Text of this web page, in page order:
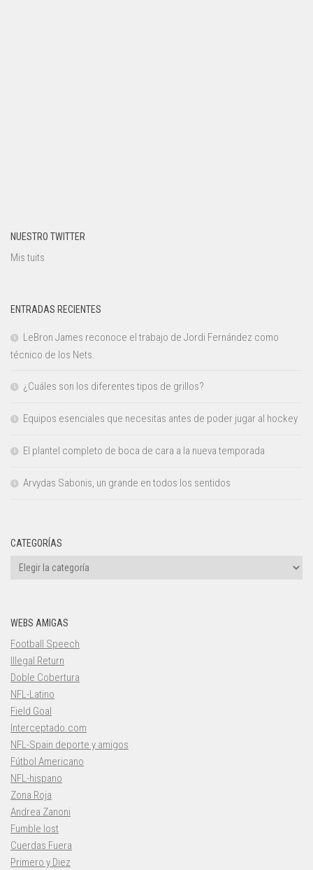
NUESTRO TWITTER
Mis tuits
ENTRADAS RECIENTES
LeBron James reconoce el trabajo de Jordi Fernández como
técnico de los Nets.
¿Cuáles son los diferentes tipos de grillos?
Equipos esenciales que necesitas antes de poder jugar al hockey
El plantel completo de boca de cara a la nueva temporada
Arvydas Sabonis, un grande en todos los sentidos
CATEGORÍAS
Categorías
WEBS AMIGAS
Football Speech
Illegal Return
Doble Cobertura
NFL-Latino
Field Goal
Interceptado.com
NFL-Spain deporte y amigos
Fútbol Americano
NFL-hispano
Zona Roja
Andrea Zanoni
Fumble lost
Cuerdas Fuera
Primero y Diez